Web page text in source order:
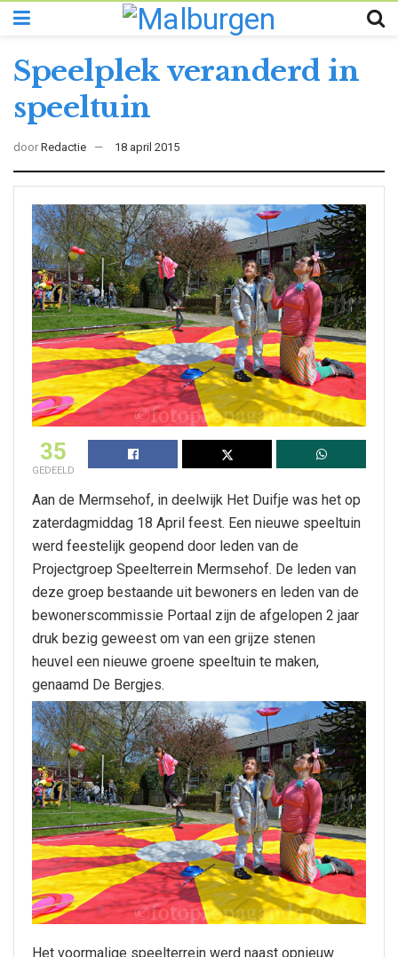
Speelplek veranderd in
speeltuin
door Redactie 18 april 2015
35
GEDEELD
Aan de Mermsehof, in deelwijk Het Duifje was het op
zaterdagmiddag 18 April feest. Een nieuwe speeltuin
werd feestelijk geopend door leden van de
Projectgroep Speelterrein Mermsehof. De leden van
deze groep bestaande uit bewoners en leden van de
bewonerscommissie Portaal zijn de afgelopen 2 jaar
druk bezig geweest om van een grijze stenen
heuvel een nieuwe groene speeltuin te maken,
genaamd De Bergjes.
Het voormalige speelterrein werd naast opnieuw